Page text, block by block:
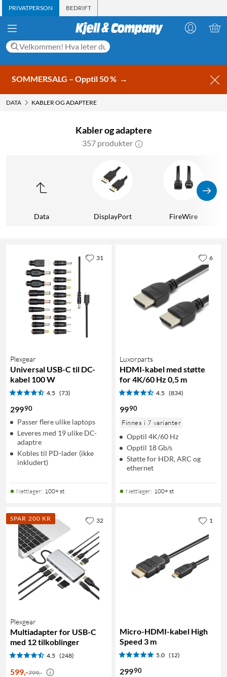
PRIVATPERSON BEDRIFT
SOMMERSALG – Opptil 50 % →
DATA KABLER OG ADAPTERE
Kabler og adaptere
357 produkter
Data DisplayPort FireWire
Plexgear
Universal USB-C til DC-
kabel 100 W
4.5 (73)
29990
Passer flere ulike laptops
Leveres med 19 ulike DC-
adaptre
Kobles til PD-lader (ikke
inkludert)
Nettlager: 100+ st
31
Luxorparts
HDMI-kabel med støtte
for 4K/60 Hz 0,5 m
4.5 (834)
9990
Finnes i 7 varianter
Opptil 4K/60 Hz
Opptil 18 Gb/s
Støtte for HDR, ARC og
ethernet
Nettlager: 100+ st
6
SPAR 200 KR
Plexgear
Multiadapter for USB-C
med 12 tilkoblinger
4.5 (248)
599,-799,-
32
Micro-HDMI-kabel High
Speed 3 m
5.0 (12)
29990
1